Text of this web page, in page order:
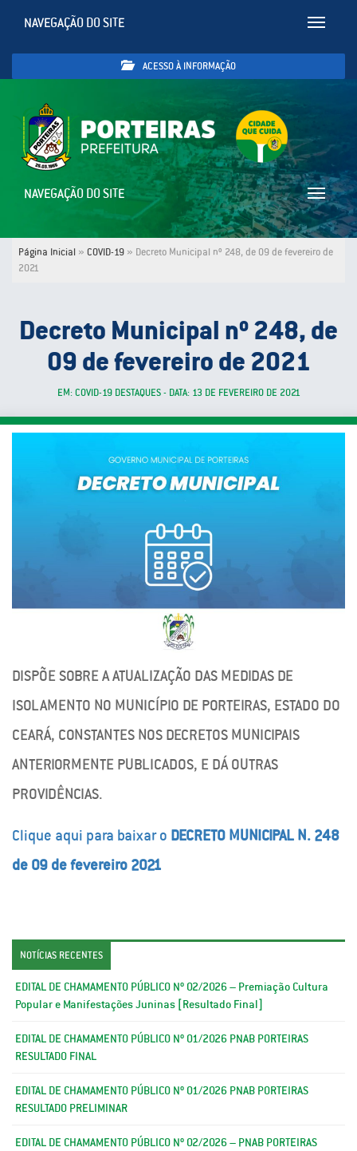
Toggle
NAVEGAÇÃO DO SITE
ACESSO À INFORMAÇÃO
Toggle
NAVEGAÇÃO DO SITE
Página Inicial » COVID-19 » Decreto Municipal nº 248, de 09 de fevereiro de
2021
Decreto Municipal nº 248, de
09 de fevereiro de 2021
EM: COVID-19 DESTAQUES - DATA: 13 DE FEVEREIRO DE 2021
DISPÕE SOBRE A ATUALIZAÇÃO DAS MEDIDAS DE
ISOLAMENTO NO MUNICÍPIO DE PORTEIRAS, ESTADO DO
CEARÁ, CONSTANTES NOS DECRETOS MUNICIPAIS
ANTERIORMENTE PUBLICADOS, E DÁ OUTRAS
PROVIDÊNCIAS.
Clique aqui para baixar o DECRETO MUNICIPAL N. 248
de 09 de fevereiro 2021
NOTÍCIAS RECENTES
EDITAL DE CHAMAMENTO PÚBLICO Nº 02/2026 – Premiação Cultura
Popular e Manifestações Juninas [Resultado Final]
EDITAL DE CHAMAMENTO PÚBLICO Nº 01/2026 PNAB PORTEIRAS
RESULTADO FINAL
EDITAL DE CHAMAMENTO PÚBLICO Nº 01/2026 PNAB PORTEIRAS
RESULTADO PRELIMINAR
EDITAL DE CHAMAMENTO PÚBLICO Nº 02/2026 – PNAB PORTEIRAS